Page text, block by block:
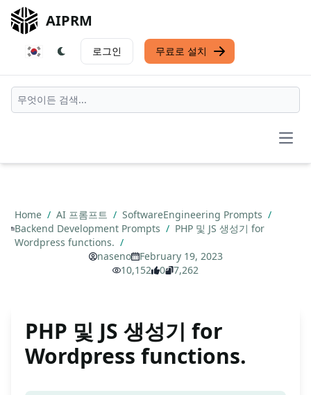
AIPRM
로그인 무료로 설치
Home / AI 프롬프트 / SoftwareEngineering Prompts /
Backend Development Prompts / PHP 및 JS 생성기 for
Wordpress functions. /
naseno
February 19, 2023
10,152
0 7,262
PHP 및 JS 생성기 for
Wordpress functions.